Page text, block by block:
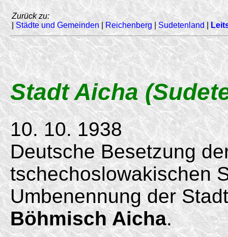
Zurück zu:
| Städte und Gemeinden| Reichenberg|Sudetenland|
Stadt Aicha
10. 10. 1938
Deutsche Besetzung
tschechoslowakischen
Umbenennung der
Böhmisch Aicha.